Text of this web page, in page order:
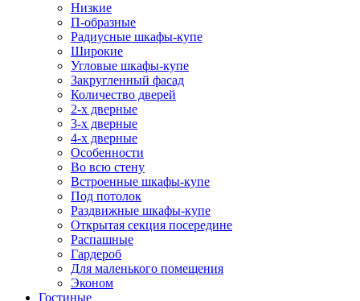
Низкие
П-образные
Радиусные шкафы-купе
Широкие
Угловые шкафы-купе
Закругленный фасад
Количество дверей
2-х дверные
3-х дверные
4-х дверные
Особенности
Во всю стену
Встроенные шкафы-купе
Под потолок
Раздвижные шкафы-купе
Открытая секция посередине
Распашные
Гардероб
Для маленького помещения
Эконом
Гостиные